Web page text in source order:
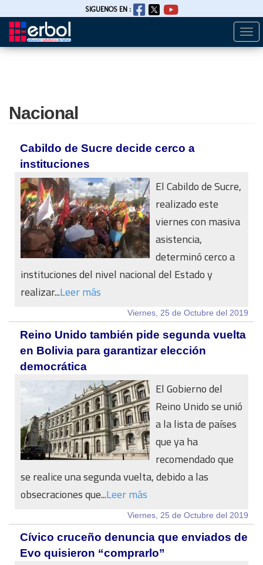
Pasar
SIGUENOS EN :
Nacional
Cabildo de Sucre decide cerco a
instituciones
El Cabildo de Sucre,
realizado este
viernes con masiva
asistencia,
determinó cerco a
instituciones del nivel nacional del Estado y
realizar...Leer más
Viernes, 25 de Octubre del 2019
Reino Unido también pide segunda vuelta
en Bolivia para garantizar elección
democrática
El Gobierno del
Reino Unido se unió
a la lista de países
que ya ha
recomendado que
se realice una segunda vuelta, debido a las
obsecraciones que...Leer más
Viernes, 25 de Octubre del 2019
Cívico cruceño denuncia que enviados de
Evo quisieron “comprarlo”